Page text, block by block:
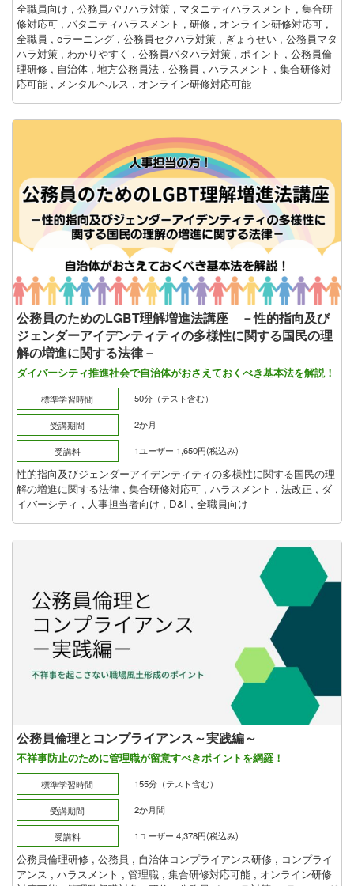
全職員向け , 公務員パワハラ対策 , マタニティハラスメント , 集合研
修対応可 , パタニティハラスメント , 研修 , オンライン研修対応可 ,
全職員 , eラーニング , 公務員セクハラ対策 , ぎょうせい , 公務員マタ
ハラ対策 , わかりやすく , 公務員パタハラ対策 , ポイント , 公務員倫
理研修 , 自治体 , 地方公務員法 , 公務員 , ハラスメント , 集合研修対
応可能 , メンタルヘルス , オンライン研修対応可能
公務員のためのLGBT理解増進法講座 －性的指向及び
ジェンダーアイデンティティの多様性に関する国民の理
解の増進に関する法律－
ダイバーシティ推進社会で自治体がおさえておくべき基本法を解説！
標準学習時間 50分（テスト含む）
受講期間 2か月
受講料 1ユーザー 1,650円(税込み)
性的指向及びジェンダーアイデンティティの多様性に関する国民の理
解の増進に関する法律 , 集合研修対応可 , ハラスメント , 法改正 , ダ
イバーシティ , 人事担当者向け , D&I , 全職員向け
公務員倫理とコンプライアンス～実践編～
不祥事防止のために管理職が留意すべきポイントを網羅！
標準学習時間 155分（テスト含む）
受講期間 2か月間
受講料 1ユーザー 4,378円(税込み)
公務員倫理研修 , 公務員 , 自治体コンプライアンス研修 , コンプライ
アンス , ハラスメント , 管理職 , 集合研修対応可能 , オンライン研修